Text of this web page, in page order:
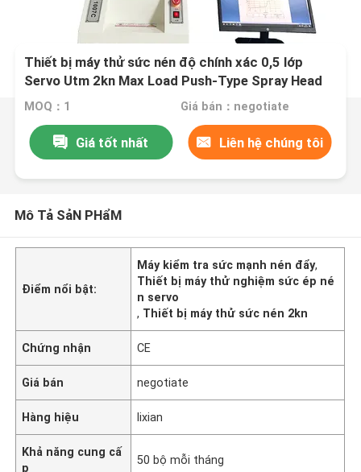
Thiết bị máy thử sức nén độ chính xác 0,5 lớp
Servo Utm 2kn Max Load Push-Type Spray Head
Nozzle
MOQ：1 Giá bán：negotiate
Giá tốt nhất Liên hệ chúng tôi
Mô Tả SảN PHẩM
Điểm nổi bật:
Máy kiểm tra sức mạnh nén đẩy,
Thiết bị máy thử nghiệm sức ép né
n servo
, Thiết bị máy thử sức nén 2kn
Chứng nhận CE
Giá bán negotiate
Hàng hiệu lixian
Khả năng cung cấ
p
50 bộ mỗi tháng